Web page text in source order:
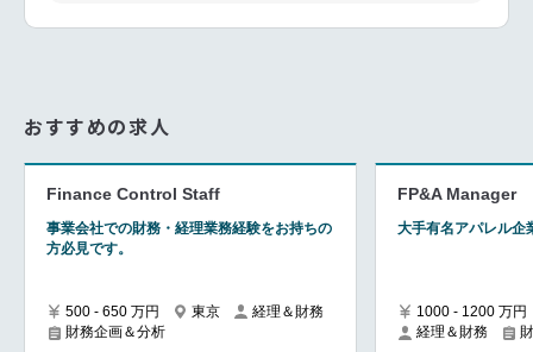
おすすめの求人
Finance Control Staff
事業会社での財務・経理業務経験をお持ちの
方必見です。
500 - 650 万円 東京
経理＆財務
財務企画＆分析
FP&A Manager
大手有名アパレル企
1000 - 1200 万円
経理＆財務